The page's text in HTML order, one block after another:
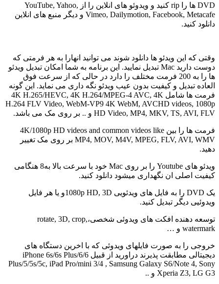
DVD ها را rip کنید و ویدوئو های انلاین را از YouTube, Yahoo,
Vimeo, Dailymotion, Facebook, Metacafe و دیگر منبع های انلاین
دانلود کنید.
وقتی که این ویدئو ها دانلود شوند می توانید انهارا به هر فرمتی که
دوست دارید Mac تبدیل نمایید. این برنامه به شما امکان تبدیل ویدئو
ها را به 200 فرمت مختلف را دارد در حالی که از سرعت فوق
العاده تبدیل و کیفیت بدون عیب ویدئو نگه داری می نماید. این گونه
فرمت ها شامل 4K H.265/HEVC, 4K H.264/MPEG-4 AVC, 4K
H.264 FLV Video, WebM-VP9 4K WebM, AVCHD videos, 1080p
HD Video, MP4, MKV, TS, AVI, FLV و .. بر روی مک می باشد.
فرمت ها را بین 4K/1080p HD videos and common videos like
MP4, MOV, M4V, MPEG, FLV, AVI, WMV بر روی مک تغییر
دهید.
ویدئو های Youtube را بر روی Mac خود با سرعت بالا به8 هنگامی
کیفیت اصلی ان نگهداری میشود دانلود کنید.
یک DVD را به فایل های ویدئویی 1080p HD, 3Dو یا هر فایل
ویدوئیی دیگر تبدیل کنید.
توسعه دهنده افکت های ویدوئی شخصی،rotate, 3D, crop,
watermark و …
خروجی را به صورت فایلهای ویدوئی که با اخرین دستگاه های
دیجیتالی مطابقت پذیرند دراورید از قبیل iPhone 6s/6s Plus/6/6
Plus/5/5s/5c, iPad Pro/mini 3/4 , Samsung Galaxy S6/Note 4, Sony
Xperia Z3, LG G3 و ..